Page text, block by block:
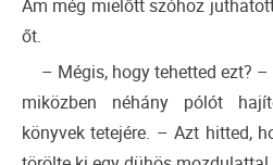
Ám még mielőtt szóhoz
őt.
– Mégis, hogy tehetted ezt?
miközben néhány pólót
könyvek tetejére. – Azt hitted,